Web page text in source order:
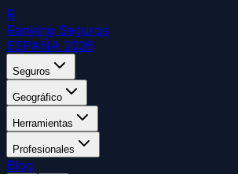
R
Ranking Seguros
ESPAÑA 2026
Seguros
Geográfico
Herramientas
Profesionales
Blog